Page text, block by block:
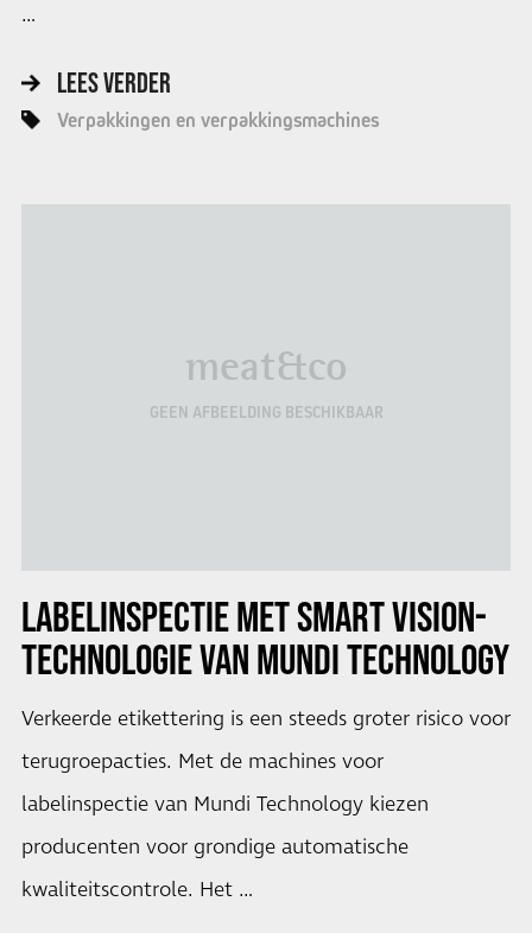
…
LEES VERDER
Verpakkingen en verpakkingsmachines
meat&co
GEEN AFBEELDING BESCHIKBAAR
LABELINSPECTIE MET SMART VISION-
TECHNOLOGIE VAN MUNDI TECHNOLOGY
Verkeerde etikettering is een steeds groter risico voor
terugroepacties. Met de machines voor
labelinspectie van Mundi Technology kiezen
producenten voor grondige automatische
kwaliteitscontrole. Het …